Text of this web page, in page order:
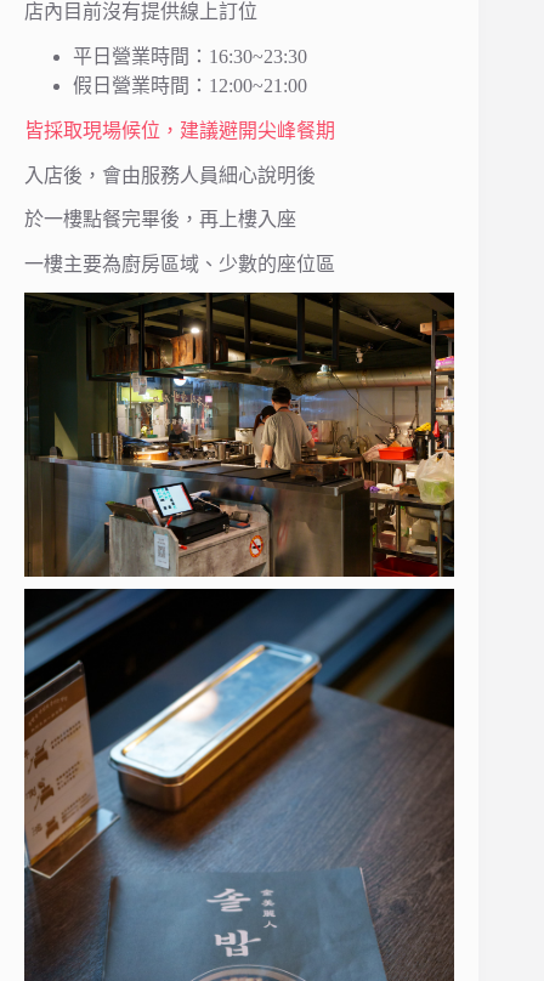
店內目前沒有提供線上訂位
平日營業時間：16:30~23:30
假日營業時間：12:00~21:00
皆採取現場候位，建議避開尖峰餐期
入店後，會由服務人員細心說明後
於一樓點餐完畢後，再上樓入座
一樓主要為廚房區域、少數的座位區